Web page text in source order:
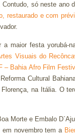
só neste ano
restaurado e com
maior festa yorubá-
Visuais do
– Bahia Afro Film
Cultural
na Itália. O
Morte e Embalo
em novembro tem a